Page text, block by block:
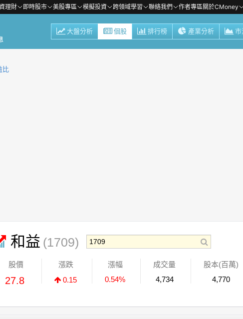
理財 即時股市 美股專區 模擬投資 跨領域學習 聯絡我們 作者專區關於CMoney
大盤分析 個股 排行榜 產業分析 市
比
和益 (1709)
股價
27.8
漲跌
0.15
漲幅
0.54%
成交量
4,734
股本(百萬)
4,770